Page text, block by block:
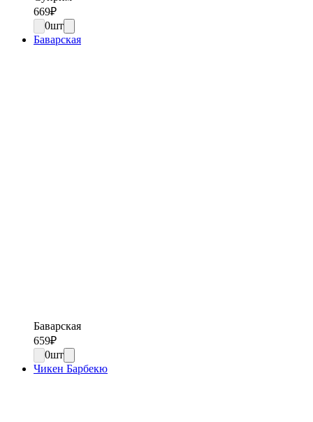
669₽
0шт
Баварская
Баварская
659₽
0шт
Чикен Барбекю